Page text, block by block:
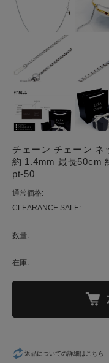
チェーン チェーン
約 1.4mm 最長50cm
pt-50
通常価格:
CLEARANCE SALE:
数量:
在庫:
返品についての詳細はこちら